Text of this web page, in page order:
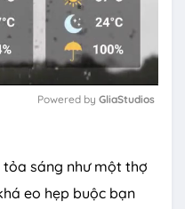
t
Powered by GliaStudios
sáng như một thợ
eo hẹp buộc bạn